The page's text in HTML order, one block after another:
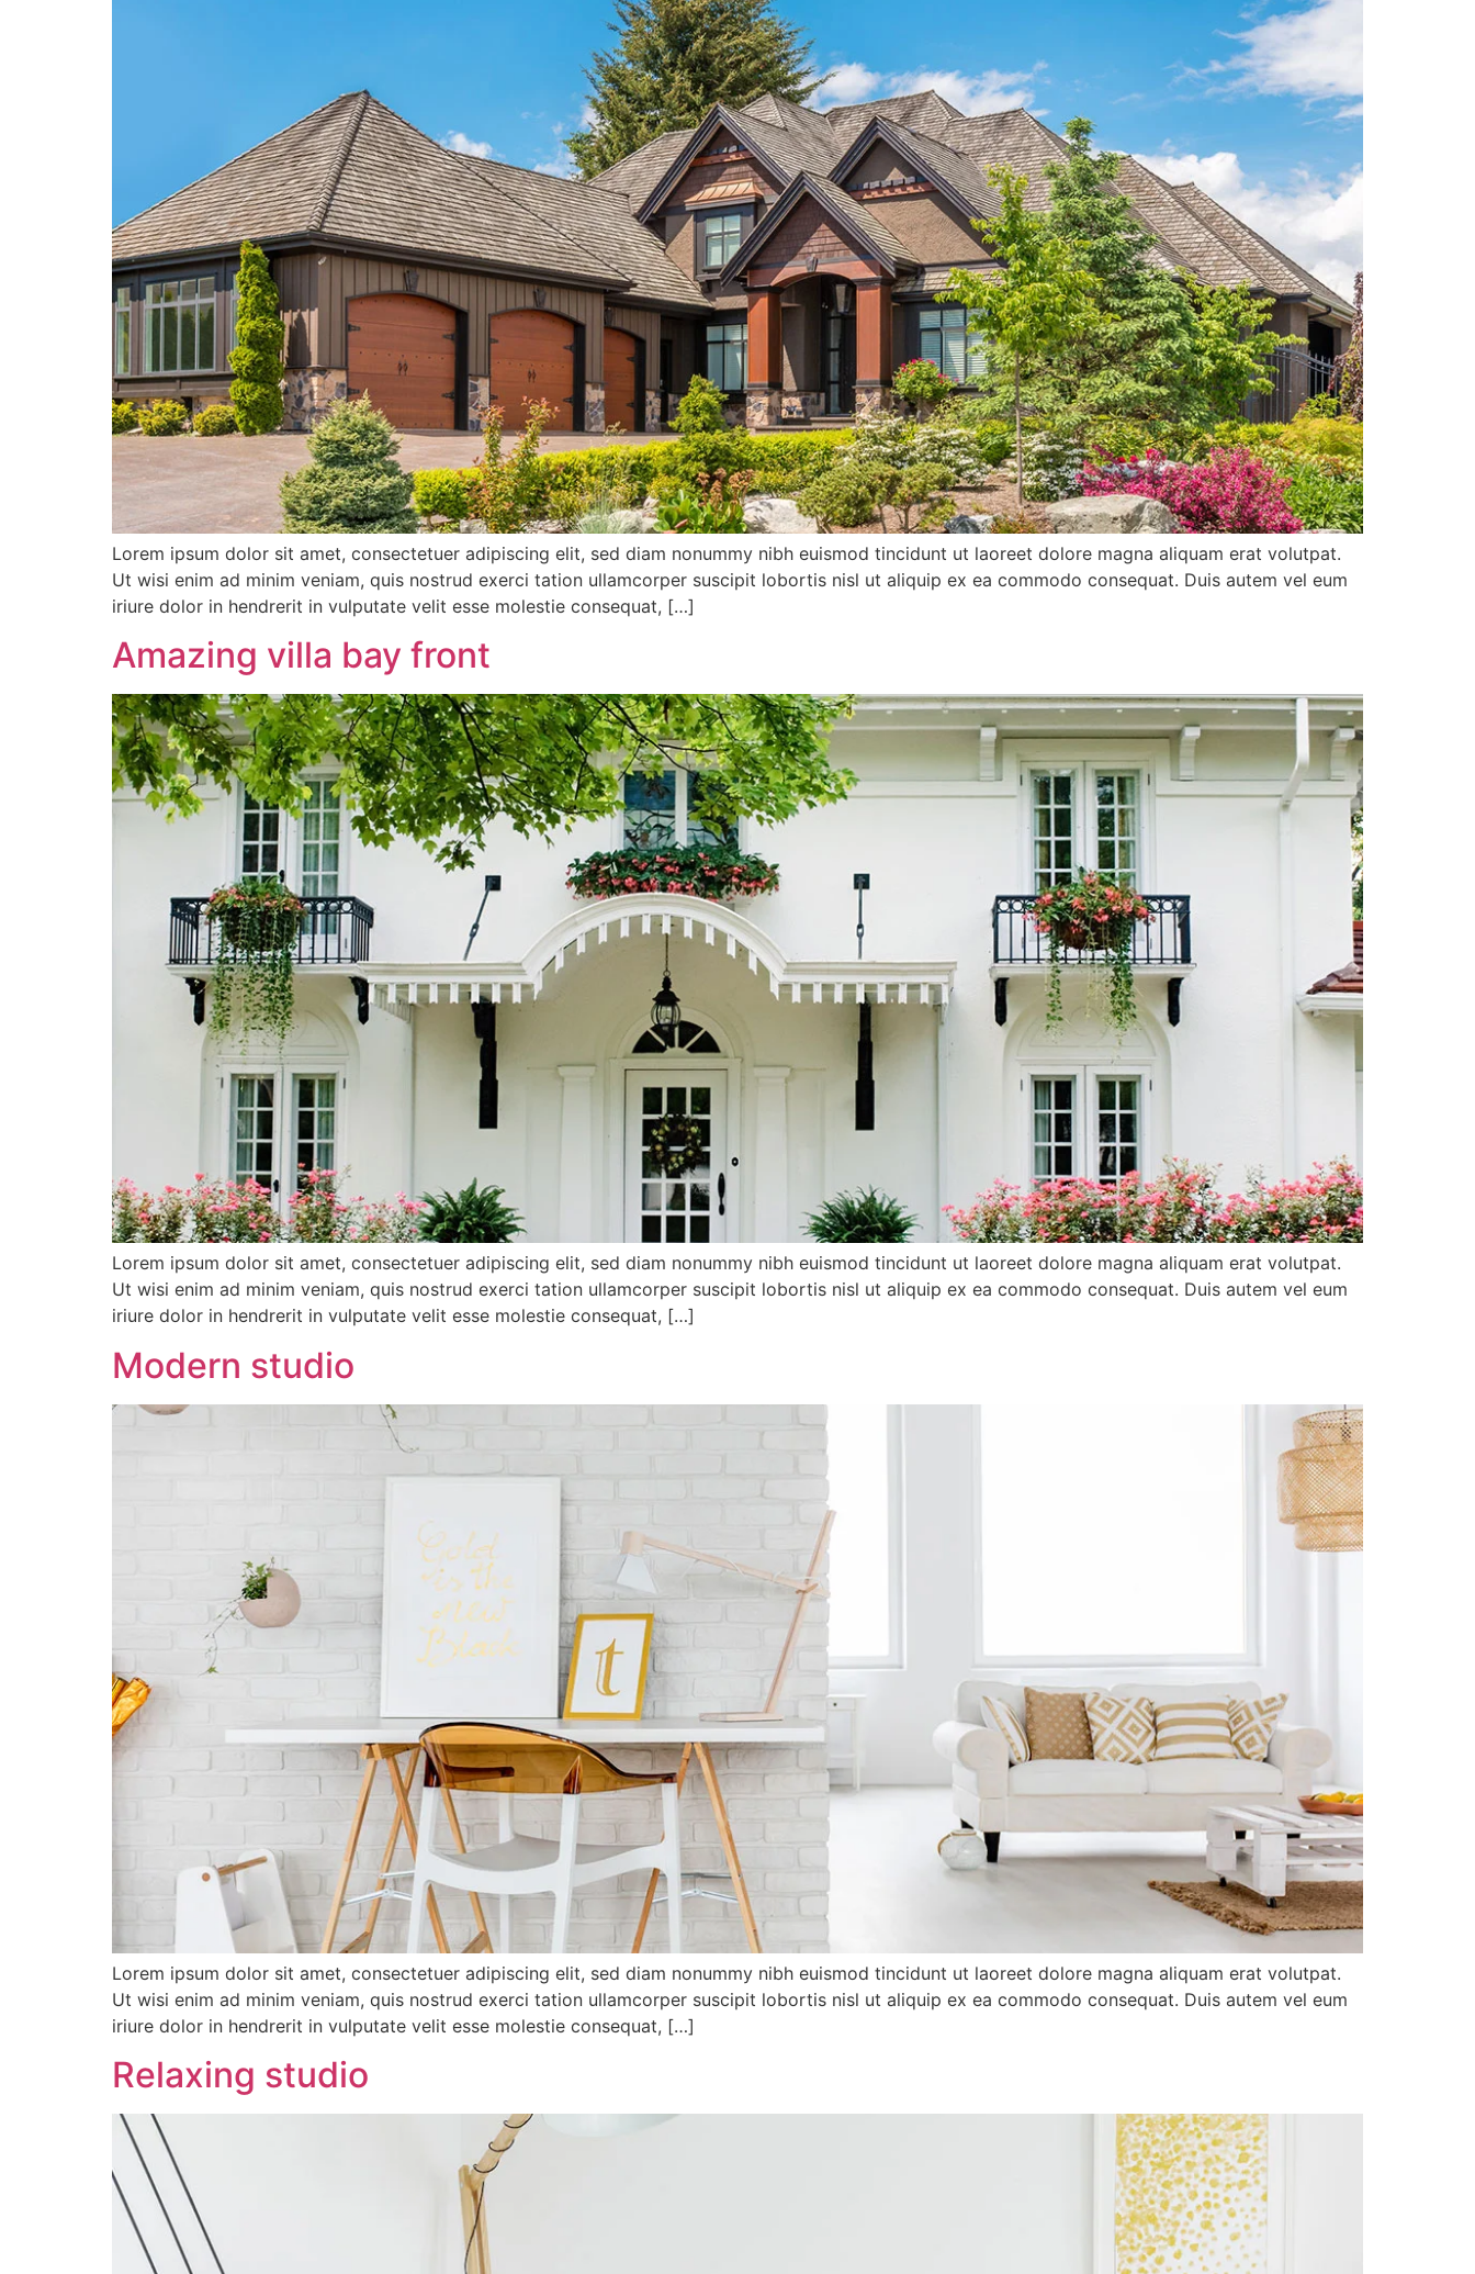
Lorem ipsum dolor sit amet, consectetuer adipiscing elit, sed diam nonummy nibh euismod tincidunt ut laoreet dolore magna aliquam erat volutpat.
Ut wisi enim ad minim veniam, quis nostrud exerci tation ullamcorper suscipit lobortis nisl ut aliquip ex ea commodo consequat. Duis autem vel eum
iriure dolor in hendrerit in vulputate velit esse molestie consequat, […]
Amazing villa bay front
Lorem ipsum dolor sit amet, consectetuer adipiscing elit, sed diam nonummy nibh euismod tincidunt ut laoreet dolore magna aliquam erat volutpat.
Ut wisi enim ad minim veniam, quis nostrud exerci tation ullamcorper suscipit lobortis nisl ut aliquip ex ea commodo consequat. Duis autem vel eum
iriure dolor in hendrerit in vulputate velit esse molestie consequat, […]
Modern studio
Lorem ipsum dolor sit amet, consectetuer adipiscing elit, sed diam nonummy nibh euismod tincidunt ut laoreet dolore magna aliquam erat volutpat.
Ut wisi enim ad minim veniam, quis nostrud exerci tation ullamcorper suscipit lobortis nisl ut aliquip ex ea commodo consequat. Duis autem vel eum
iriure dolor in hendrerit in vulputate velit esse molestie consequat, […]
Relaxing studio